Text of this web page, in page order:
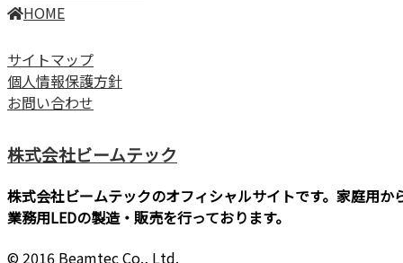
HOME
サイトマップ
個人情報保護方針
お問い合わせ
株式会社ビームテック
株式会社ビームテックのオフィシャルサイトです。家庭用か
業務用LEDの製造・販売を行っております。
© 2016 Beamtec Co., Ltd.